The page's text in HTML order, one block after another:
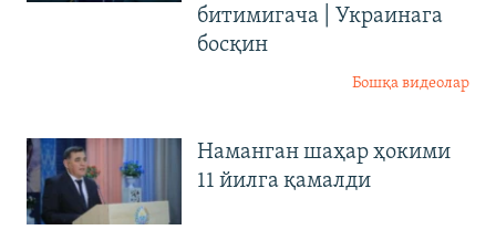
битимигача | Украинага
босқин
Бошқа видеолар
Наманган шаҳар ҳокими
11 йилга қамалди